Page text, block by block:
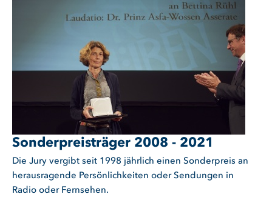
Sonderpreisträger 2008 - 2021
Die Jury vergibt seit 1998 jährlich einen Sonderpreis an
herausragende Persönlichkeiten oder Sendungen in
Radio oder Fernsehen.